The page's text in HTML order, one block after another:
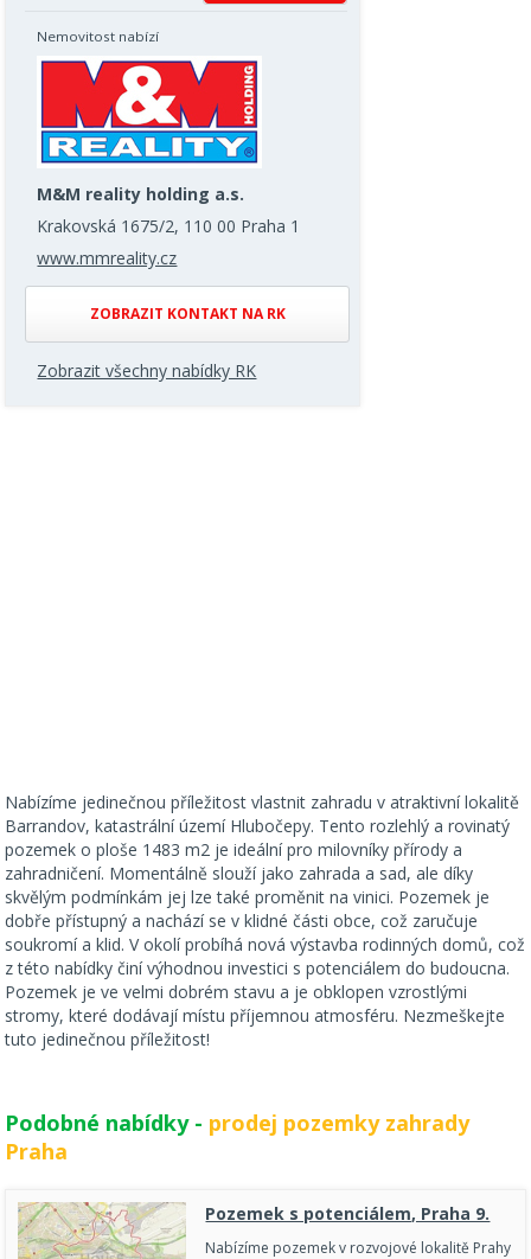
Nemovitost nabízí
M&M reality holding a.s.
Krakovská 1675/2, 110 00 Praha 1
www.mmreality.cz
ZOBRAZIT KONTAKT NA RK
Zobrazit všechny nabídky RK
Nabízíme jedinečnou příležitost vlastnit zahradu v atraktivní lokalitě
Barrandov, katastrální území Hlubočepy. Tento rozlehlý a rovinatý
pozemek o ploše 1483 m2 je ideální pro milovníky přírody a
zahradničení. Momentálně slouží jako zahrada a sad, ale díky
skvělým podmínkám jej lze také proměnit na vinici. Pozemek je
dobře přístupný a nachází se v klidné části obce, což zaručuje
soukromí a klid. V okolí probíhá nová výstavba rodinných domů, což
z této nabídky činí výhodnou investici s potenciálem do budoucna.
Pozemek je ve velmi dobrém stavu a je obklopen vzrostlými
stromy, které dodávají místu příjemnou atmosféru. Nezmeškejte
tuto jedinečnou příležitost!
Podobné nabídky - prodej pozemky zahrady
Praha
Pozemek s potenciálem, Praha 9.
Nabízíme pozemek v rozvojové lokalitě Prahy